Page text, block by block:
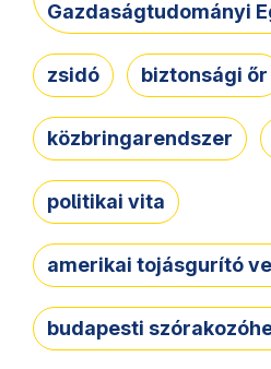
Gazdaságtudományi
zsidó biztonsági őr
közbringarendszer
politikai vita
amerikai tojásgurító
budapesti